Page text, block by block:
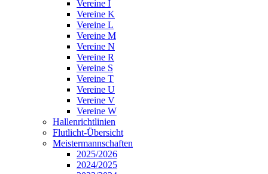
Vereine I
Vereine K
Vereine L
Vereine M
Vereine N
Vereine R
Vereine S
Vereine T
Vereine U
Vereine V
Vereine W
Hallenrichtlinien
Flutlicht-Übersicht
Meistermannschaften
2025/2026
2024/2025